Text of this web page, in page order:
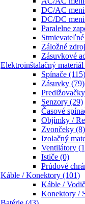
DC/AC
DC/DC
Paralelne
Stmievateľné
Záložné
Zásuvkové
Elektroinštalačný materiál
Spínače (115)
Zásuvky (79)
Senzory (29)
Časové
Objímky /
Zvončeky (8)
Izolačný
Ventilátory
Ističe (0)
Prúdové
Káble / Konektory (101)
Káble /
Konektory /